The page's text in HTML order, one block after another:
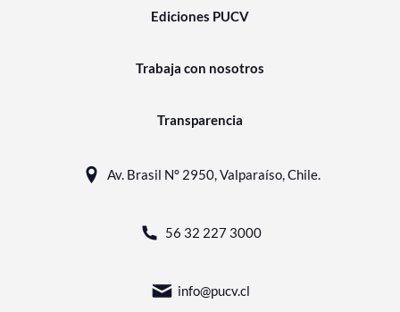
Ediciones PUCV
Trabaja con nosotros
Transparencia
Av. Brasil N° 2950, Valparaíso, Chile.
56 32 227 3000
info@pucv.cl